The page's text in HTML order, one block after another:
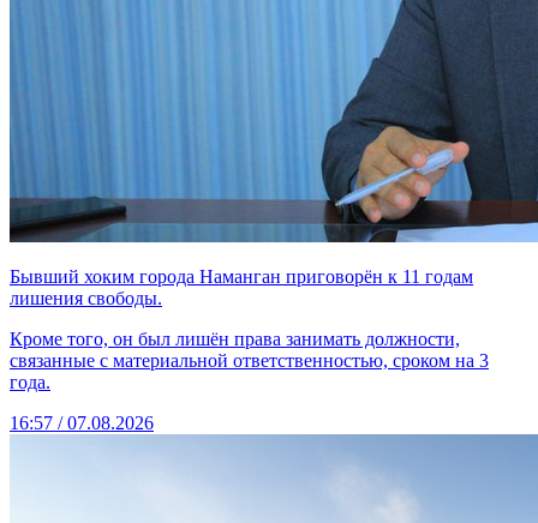
Бывший хоким города Наманган приговорён к 11 годам
лишения свободы.
Кроме того, он был лишён права занимать должности,
связанные с материальной ответственностью, сроком на 3
года.
16:57 / 07.08.2026